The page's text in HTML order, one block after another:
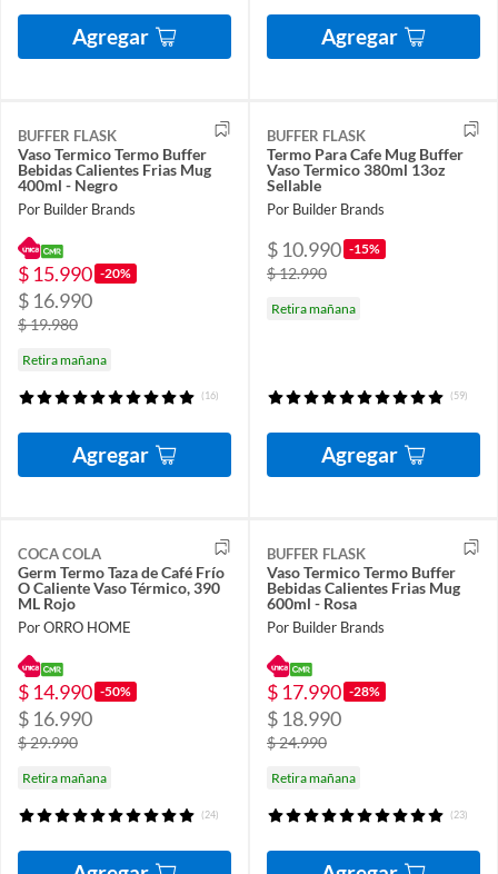
Agregar Agregar
BUFFER FLASK
Vaso Termico Termo Buffer
Bebidas Calientes Frias Mug
400ml - Negro
Por Builder Brands
$ 15.990 -20%
$ 16.990
$ 19.980
Retira mañana
(16)
Agregar
BUFFER FLASK
Termo Para Cafe Mug Buffer
Vaso Termico 380ml 13oz
Sellable
Por Builder Brands
$ 10.990 -15%
$ 12.990
Retira mañana
(59)
Agregar
COCA COLA
Germ Termo Taza de Café Frío
O Caliente Vaso Térmico, 390
ML Rojo
Por ORRO HOME
$ 14.990 -50%
$ 16.990
$ 29.990
Retira mañana
(24)
BUFFER FLASK
Vaso Termico Termo Buffer
Bebidas Calientes Frias Mug
600ml - Rosa
Por Builder Brands
$ 17.990 -28%
$ 18.990
$ 24.990
Retira mañana
(23)